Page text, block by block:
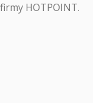
HOTPOINT.